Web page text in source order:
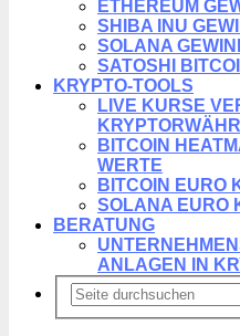
ETHEREUM
SHIBA INU
SOLANA
SATOSHI
KRYPTO-TOOLS
LIVE KURSE
BITCOIN
WERTE
BITCOIN EURO
SOLANA EURO
BERATUNG
ANLAGEN IN